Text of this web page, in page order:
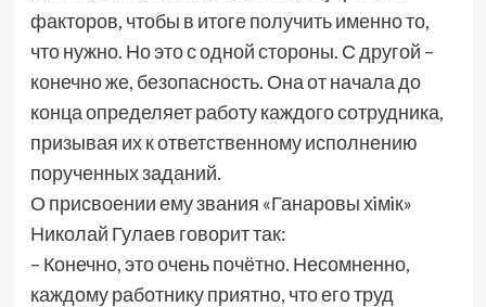
факторов, чтобы в итоге получить именно то,
что нужно. Но это с одной стороны. С другой –
конечно же, безопасность. Она от начала до
конца определяет работу каждого сотрудника,
призывая их к ответственному исполнению
порученных заданий.
О присвоении ему звания «Ганаровы хiмiк»
Николай Гулаев говорит так:
– Конечно, это очень почётно. Несомненно,
каждому работнику приятно, что его труд